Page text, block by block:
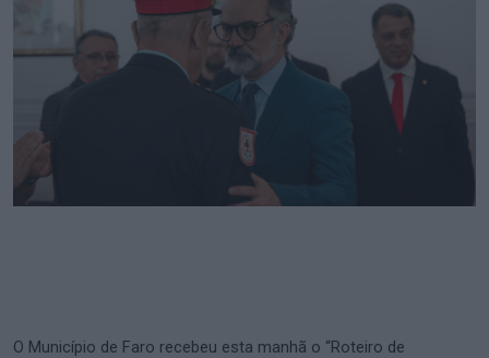
O Município de Faro recebeu esta manhã o “Roteiro de